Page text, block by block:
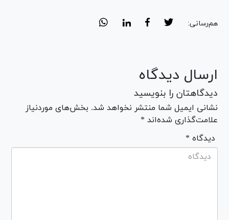
هم‌رسانی:
ارسال دیدگاه
دیدگاهتان را بنویسید
نشانی ایمیل شما منتشر نخواهد شد. بخش‌های موردنیاز
علامت‌گذاری شده‌اند *
* دیدگاه